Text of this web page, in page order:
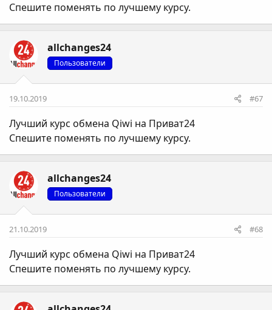
Спешите поменять по лучшему курсу.
allchanges24
Пользователи
19.10.2019 #67
Лучший курс обмена Qiwi на Приват24
Спешите поменять по лучшему курсу.
allchanges24
Пользователи
21.10.2019 #68
Лучший курс обмена Qiwi на Приват24
Спешите поменять по лучшему курсу.